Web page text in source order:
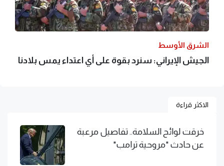
الشرق الأوسط
الجيش الإيراني: سنرد بقوة على أي اعتداء يمس بلادنا
الاكثر قراءة
خرقت لوائح السلامة.. تفاصيل مرعبة
عن حادث "مروحية ترامب"